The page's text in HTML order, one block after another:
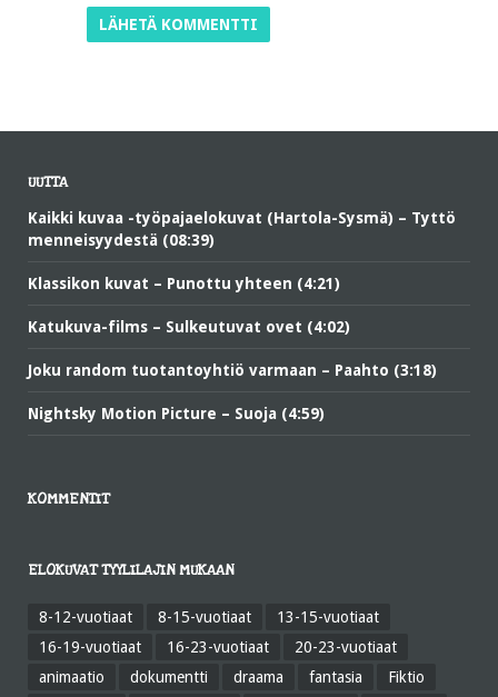
UUTTA
Kaikki kuvaa -työpajaelokuvat (Hartola-Sysmä) – Tyttö
menneisyydestä (08:39)
Klassikon kuvat – Punottu yhteen (4:21)
Katukuva-films – Sulkeutuvat ovet (4:02)
Joku random tuotantoyhtiö varmaan – Paahto (3:18)
Nightsky Motion Picture – Suoja (4:59)
KOMMENTIT
ELOKUVAT TYYLILAJIN MUKAAN
8-12-vuotiaat 8-15-vuotiaat
13-15-vuotiaat
16-19-vuotiaat
16-23-vuotiaat
20-23-vuotiaat
animaatio
dokumentti draama fantasia
Fiktio